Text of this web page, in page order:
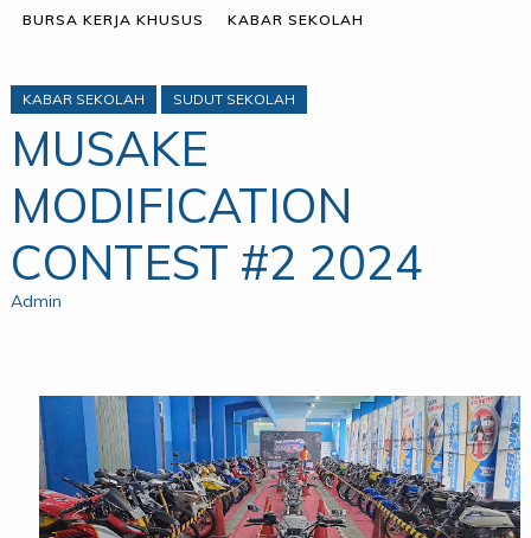
BURSA KERJA KHUSUS KABAR SEKOLAH
KABAR SEKOLAH SUDUT SEKOLAH
MUSAKE
MODIFICATION
CONTEST #2 2024
Admin